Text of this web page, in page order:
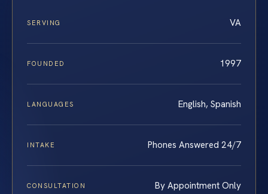
SERVING VA
FOUNDED 1997
LANGUAGES English, Spanish
INTAKE Phones Answered 24/7
CONSULTATION By Appointment Only